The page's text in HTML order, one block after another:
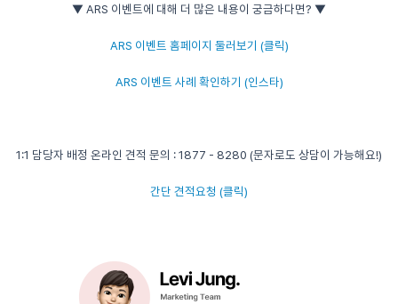
▼ ARS 이벤트에 대해 더 많은 내용이 궁금하다면? ▼
ARS 이벤트 홈페이지 둘러보기 (클릭)
ARS 이벤트 사례 확인하기 (인스타)
1:1 담당자 배정 온라인 견적 문의 : 1877 - 8280 (문자로도 상담이 가능해요!)
간단 견적요청 (클릭)